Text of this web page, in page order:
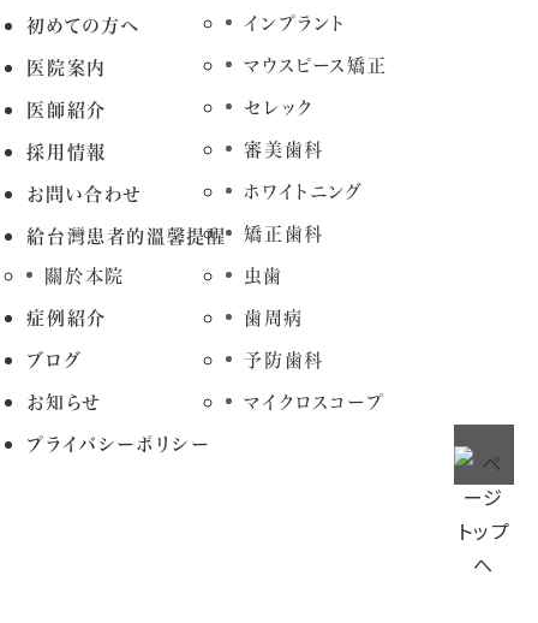
初めての方へ
医院案内
医師紹介
採用情報
お問い合わせ
給台灣患者的溫馨提醒
關於本院
症例紹介
ブログ
お知らせ
プライバシーポリシー
インプラント
マウスピース矯正
セレック
審美歯科
ホワイトニング
矯正歯科
虫歯
歯周病
予防歯科
マイクロスコープ